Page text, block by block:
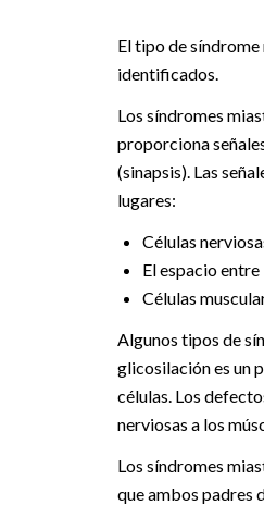
El tipo de síndrome
identificados.
Los síndromes
proporciona
(sinapsis). Las
lugares:
Células
El espacio
Células
Algunos tipos de
glicosilación es un
células. Los
nerviosas a los
Los síndromes
que ambos padres